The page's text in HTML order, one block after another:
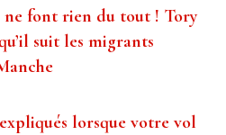
ne font rien du tout ! Tory
suit les migrants
lorsque votre vol